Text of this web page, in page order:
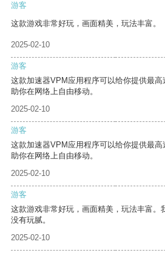
游客
这款游戏非常好玩，画面精美，玩法丰富。
2025-02-10
游客
这款加速器VPM应用程序可以给你提供最
助你在网络上自由移动。
2025-02-10
游客
这款加速器VPM应用程序可以给你提供最
助你在网络上自由移动。
2025-02-10
游客
这款游戏非常好玩，画面精美，玩法丰富。
没有玩腻。
2025-02-10